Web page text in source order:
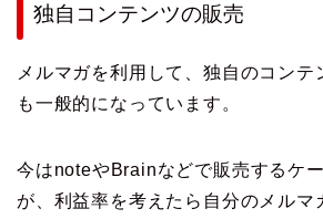
独自コンテンツの販売
メルマガを利用して、独自のコンテ
も一般的になっています。
今はnoteやBrainなどで販売するケ
が、利益率を考えたら自分のメルマ